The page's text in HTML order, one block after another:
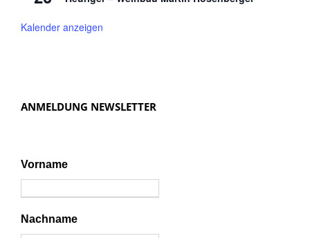
Kalender anzeigen
ANMELDUNG NEWSLETTER
Vorname
Nachname